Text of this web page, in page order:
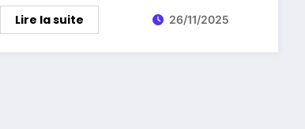
mercato hivernal musclé
Lire la suite 26/11/2025